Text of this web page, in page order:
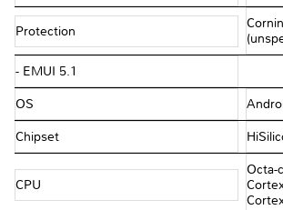
Protection
- EMUI 5.1
OS
Chipset
CPU
Octa-